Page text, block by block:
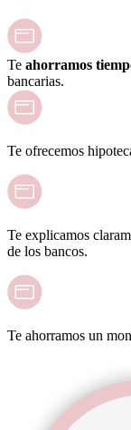
Te ahorramos
bancarias.
Te ofrecemos
Te explicamos
de los bancos.
Te ahorramos un